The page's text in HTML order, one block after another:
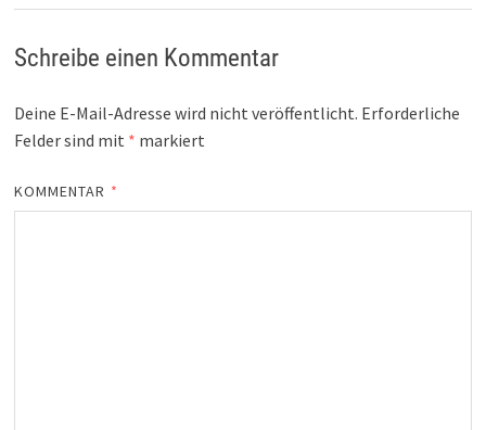
Schreibe einen Kommentar
Deine E-Mail-Adresse wird nicht veröffentlicht. Erforderliche
Felder sind mit * markiert
KOMMENTAR *